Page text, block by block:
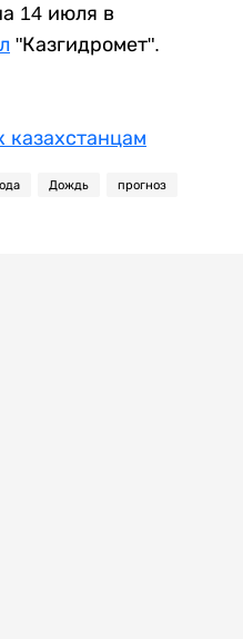
14 июля в
"Казгидромет".
казахстанцам
Дождь прогноз